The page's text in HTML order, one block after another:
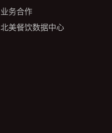
业务合作
北美餐饮数据中心